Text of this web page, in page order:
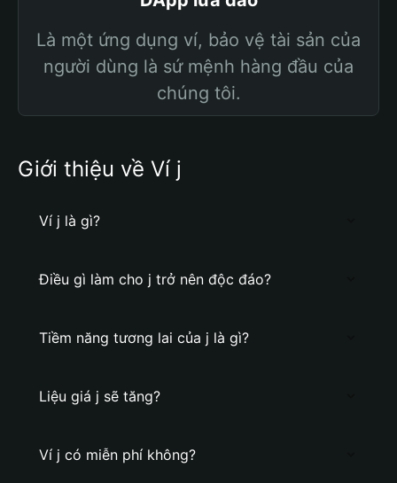
Là một ứng dụng ví, bảo vệ tài sản của
người dùng là sứ mệnh hàng đầu của
chúng tôi.
Giới thiệu về Ví j
Ví j là gì?
Điều gì làm cho j trở nên độc đáo?
Tiềm năng tương lai của j là gì?
Liệu giá j sẽ tăng?
Ví j có miễn phí không?